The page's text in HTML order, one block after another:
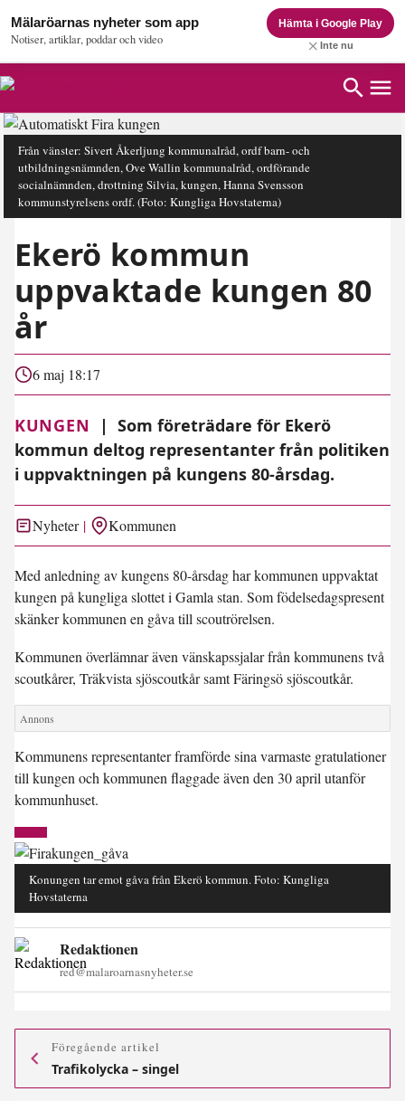
Mälaröarnas nyheter som app
Notiser, artiklar, poddar och video
Hämta i Google Play
Inte nu
Från vänster: Sivert Åkerljung kommunalråd, ordf barn- och
utbildningsnämnden, Ove Wallin kommunalråd, ordförande
socialnämnden, drottning Silvia, kungen, Hanna Svensson
kommunstyrelsens ordf.(Foto: Kungliga Hovstaterna)
Ekerö kommun
uppvaktade kungen 80
år
6 maj 18:17
KUNGEN | Som företrädare för Ekerö
kommun deltog representanter från politiken
i uppvaktningen på kungens 80-årsdag.
Nyheter Kommunen
Med anledning av kungens 80-årsdag har kommunen uppvaktat
kungen på kungliga slottet i Gamla stan. Som födelsedagspresent
skänker kommunen en gåva till scoutrörelsen.
Kommunen överlämnar även vänskapssjalar från kommunens två
scoutkårer, Träkvista sjöscoutkår samt Färingsö sjöscoutkår.
Kommunens representanter framförde sina varmaste gratulationer
till kungen och kommunen flaggade även den 30 april utanför
kommunhuset.
Konungen tar emot gåva från Ekerö kommun. Foto: Kungliga
Hovstaterna
Redaktionen
red@malaroarnasnyheter.se
Föregående artikel
Trafikolycka – singel